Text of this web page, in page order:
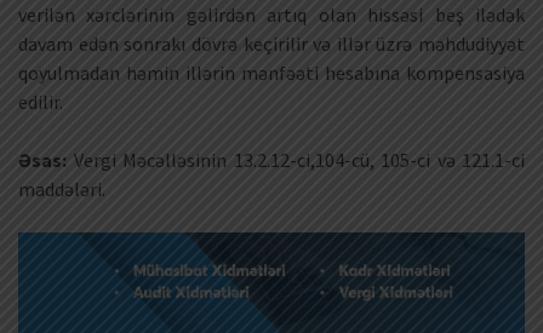
verilən xərclərinin gəlirdən artıq olan hissəsi beş ilədək
davam edən sonrakı dövrə keçirilir və illər üzrə məhdudiyyət
qoyulmadan həmin illərin mənfəəti hesabına kompensasiya
edilir.
Əsas: Vergi Məcəlləsinin 13.2.12-ci,104-cü, 105-ci və 121.1-ci
maddələri.